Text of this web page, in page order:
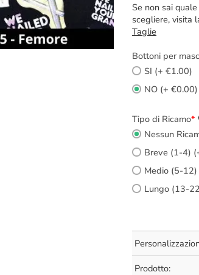
Se non sai
scegliere, visita
Taglie
Bottoni per
SI (+ €1.00)
NO (+ €0.00)
Tipo di Ricamo*
Nessun
Breve (1-4)
Medio (5-
Lungo (13-
Prodotto: